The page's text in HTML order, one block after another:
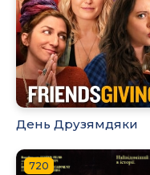
День Друзямдяки
720